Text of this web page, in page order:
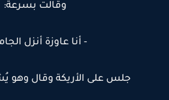
وقالت بسرعة:
- أنا عاوزة أنزل
جلس على الأريكة وقال وهو